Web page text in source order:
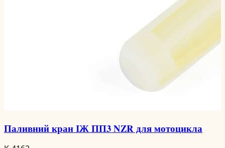
Паливний кран ІЖ ПП3 NZR для мотоцикла